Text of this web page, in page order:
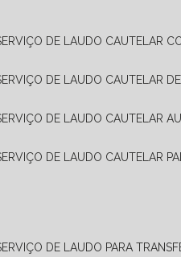
SERVIÇO DE LAUDO CAUTELAR
SERVIÇO DE LAUDO CAUTELAR
SERVIÇO DE LAUDO CAUTELAR
SERVIÇO DE LAUDO CAUTELAR
SERVIÇO DE LAUDO PARA